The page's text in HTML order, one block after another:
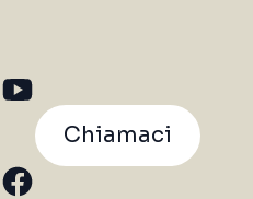
Chiamaci